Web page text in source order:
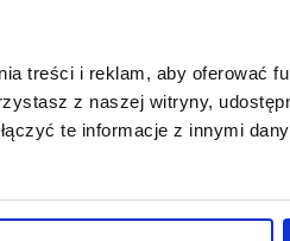
treści i reklam, aby oferować
z naszej witryny,
te informacje z innymi
stoisko 140